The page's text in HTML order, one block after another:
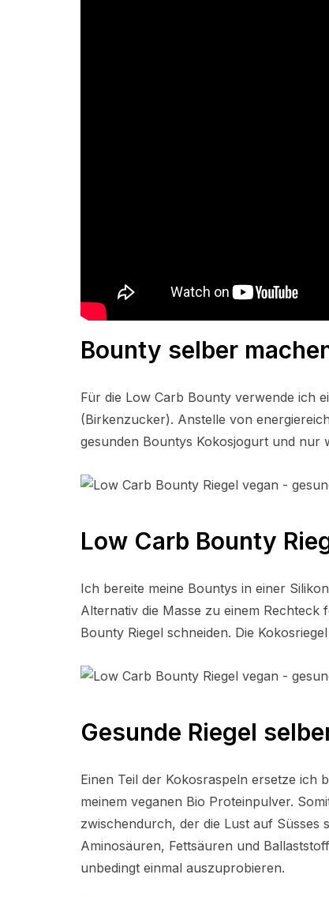
Bounty selber
Für die Low Carb Bounty verwende ich
(Birkenzucker). Anstelle von
gesunden Bountys Kokosjogurt und nur
Low Carb Bounty
Ich bereite meine Bountys in einer
Alternativ die Masse zu einem Rechteck
Bounty Riegel schneiden. Die
Gesunde Riegel
Einen Teil der Kokosraspeln ersetze ich
meinem veganen Bio Proteinpulver.
zwischendurch, der die Lust auf Süsses
Aminosäuren, Fettsäuren und
unbedingt einmal auszuprobieren.